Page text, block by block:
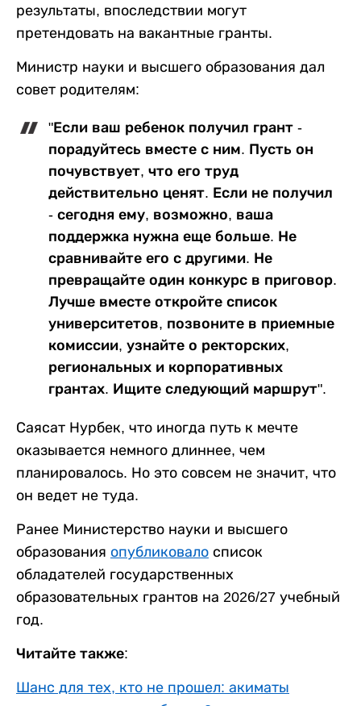
результаты, впоследствии могут
претендовать на вакантные гранты.
Министр науки и высшего образования дал
совет родителям:
"Если ваш ребенок получил грант -
порадуйтесь вместе с ним. Пусть он
почувствует, что его труд
действительно ценят. Если не получил
- сегодня ему, возможно, ваша
поддержка нужна еще больше. Не
сравнивайте его с другими. Не
превращайте один конкурс в приговор.
Лучше вместе откройте список
университетов, позвоните в приемные
комиссии, узнайте о ректорских,
региональных и корпоративных
грантах. Ищите следующий маршрут".
Саясат Нурбек, что иногда путь к мечте
оказывается немного длиннее, чем
планировалось. Но это совсем не значит, что
он ведет не туда.
Ранее Министерство науки и высшего
образования опубликовало список
обладателей государственных
образовательных грантов на 2026/27 учебный
год.
Читайте также:
Шанс для тех, кто не прошел: акиматы